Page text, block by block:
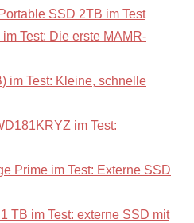
SSD 2TB im Test
Test: Die erste MAMR-
im Test: Kleine, schnelle
im Test:
Prime im Test: Externe SSD
TB im Test: externe SSD mit